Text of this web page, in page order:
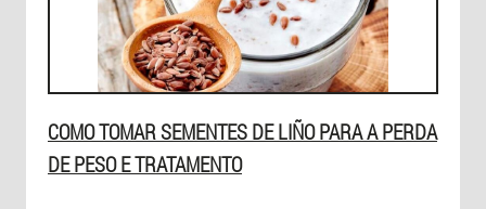
COMO TOMAR SEMENTES DE LIÑO PARA A PERDA
DE PESO E TRATAMENTO